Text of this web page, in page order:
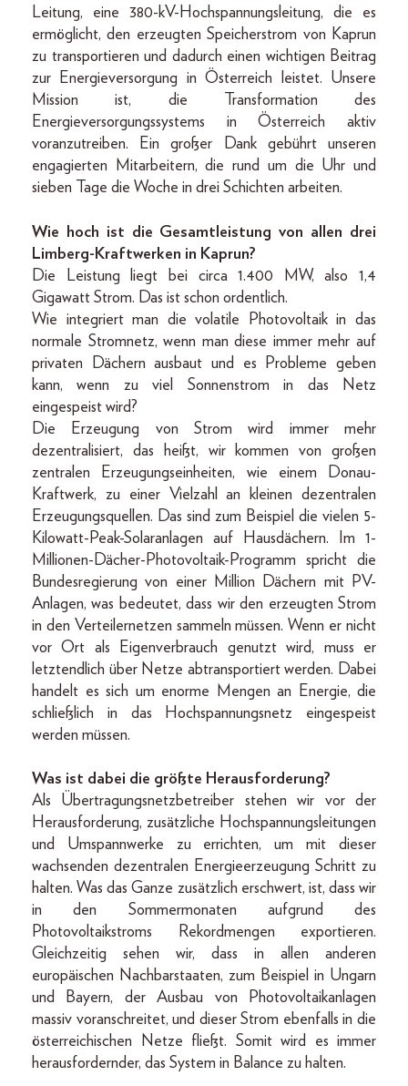
Leitung, eine 380-kV-Hochspannungsleitung, die es
ermöglicht, den erzeugten Speicherstrom von Kaprun
zu transportieren und dadurch einen wichtigen Beitrag
zur Energieversorgung in Österreich leistet. Unsere
Mission ist, die Transformation des
Energieversorgungssystems in Österreich aktiv
voranzutreiben. Ein großer Dank gebührt unseren
engagierten Mitarbeitern, die rund um die Uhr und
sieben Tage die Woche in drei Schichten arbeiten.
Wie hoch ist die Gesamtleistung von allen drei
Limberg-Kraftwerken in Kaprun?
Die Leistung liegt bei circa 1.400 MW, also 1,4
Gigawatt Strom. Das ist schon ordentlich.
Wie integriert man die volatile Photovoltaik in das
normale Stromnetz, wenn man diese immer mehr auf
privaten Dächern ausbaut und es Probleme geben
kann, wenn zu viel Sonnenstrom in das Netz
eingespeist wird?
Die Erzeugung von Strom wird immer mehr
dezentralisiert, das heißt, wir kommen von großen
zentralen Erzeugungseinheiten, wie einem Donau-
Kraftwerk, zu einer Vielzahl an kleinen dezentralen
Erzeugungsquellen. Das sind zum Beispiel die vielen 5-
Kilowatt-Peak-Solaranlagen auf Hausdächern. Im 1-
Millionen-Dächer-Photovoltaik-Programm spricht die
Bundesregierung von einer Million Dächern mit PV-
Anlagen, was bedeutet, dass wir den erzeugten Strom
in den Verteilernetzen sammeln müssen. Wenn er nicht
vor Ort als Eigenverbrauch genutzt wird, muss er
letztendlich über Netze abtransportiert werden. Dabei
handelt es sich um enorme Mengen an Energie, die
schließlich in das Hochspannungsnetz eingespeist
werden müssen.
Was ist dabei die größte Herausforderung?
Als Übertragungsnetzbetreiber stehen wir vor der
Herausforderung, zusätzliche Hochspannungsleitungen
und Umspannwerke zu errichten, um mit dieser
wachsenden dezentralen Energieerzeugung Schritt zu
halten. Was das Ganze zusätzlich erschwert, ist, dass wir
in den Sommermonaten aufgrund des
Photovoltaikstroms Rekordmengen exportieren.
Gleichzeitig sehen wir, dass in allen anderen
europäischen Nachbarstaaten, zum Beispiel in Ungarn
und Bayern, der Ausbau von Photovoltaikanlagen
massiv voranschreitet, und dieser Strom ebenfalls in die
österreichischen Netze fließt. Somit wird es immer
herausfordernder, das System in Balance zu halten.